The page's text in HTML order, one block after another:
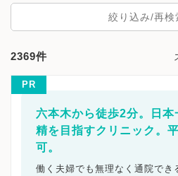
絞り込み/再検
2369件
PR
六本木から徒歩2分。日本
精を目指すクリニック。
可。
働く夫婦でも無理なく通院でき